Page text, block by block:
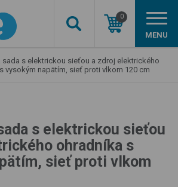
0
MENU
sada s elektrickou sieťou a zdroj elektrického
vysokým napätím, sieť proti vlkom 120 cm
s elektrickou sieťou
ohradníka s
sieť proti vlkom